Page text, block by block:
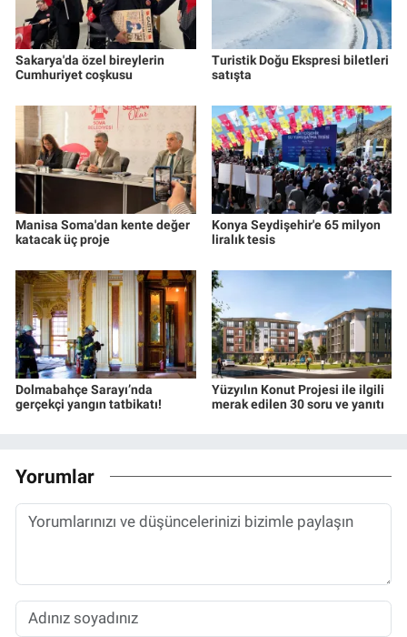
Sakarya'da özel bireylerin
Cumhuriyet coşkusu
Turistik Doğu Ekspresi biletleri
satışta
Manisa Soma'dan kente değer
katacak üç proje
Konya Seydişehir'e 65 milyon
liralık tesis
Dolmabahçe Sarayı’nda
gerçekçi yangın tatbikatı!
Yüzyılın Konut Projesi ile ilgili
merak edilen 30 soru ve yanıtı
Yorumlar